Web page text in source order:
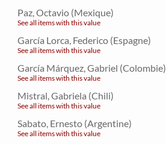
Paz, Octavio (Mexique)
See all items with this value
García Lorca, Federico (Espagne)
See all items with this value
García Márquez, Gabriel (Colombie)
See all items with this value
Mistral, Gabriela (Chili)
See all items with this value
Sabato, Ernesto (Argentine)
See all items with this value